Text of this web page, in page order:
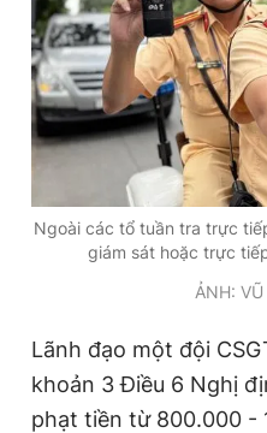
Ngoài các tổ tuần tra trực
giám sát hoặc trực
ẢNH:
Lãnh đạo một đội
khoản 3 Điều 6 Nghị
phạt tiền từ 800.000 -